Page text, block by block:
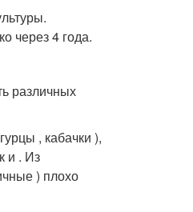
через 4 года.
различных
, кабачки ),
и . Из
) плохо